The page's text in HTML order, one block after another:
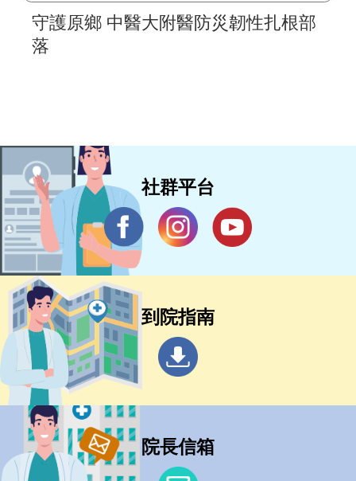
守護原鄉 中醫大附醫防災韌性扎根部
落
社群平台
到院指南
院長信箱